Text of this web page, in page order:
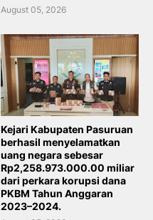
August 05, 2026
Kejari Kabupaten Pasuruan
berhasil menyelamatkan
uang negara sebesar
Rp2,258.973.000.00 miliar
dari perkara korupsi dana
PKBM Tahun Anggaran
2023–2024.